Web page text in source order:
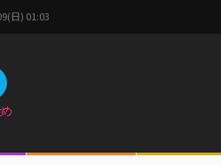
日) 01:03